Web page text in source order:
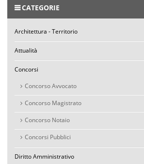
CATEGORIE
Architettura - Territorio
Attualità
Concorsi
Concorso Avvocato
Concorso Magistrato
Concorso Notaio
Concorsi Pubblici
Diritto Amministrativo